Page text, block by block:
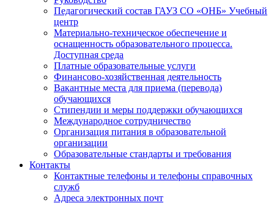
Педагогический состав ГАУЗ СО «ОНБ» Учебный
центр
Материально-техническое обеспечение и
оснащенность образовательного процесса.
Доступная среда
Платные образовательные услуги
Финансово-хозяйственная деятельность
Вакантные места для приема (перевода)
обучающихся
Стипендии и меры поддержки обучающихся
Международное сотрудничество
Организация питания в образовательной
организации
Образовательные стандарты и требования
Контакты
Контактные телефоны и телефоны справочных
служб
Адреса электронных почт